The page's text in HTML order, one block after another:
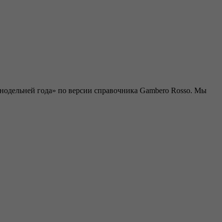
года» по версии справочника Gambero Rosso. Мы